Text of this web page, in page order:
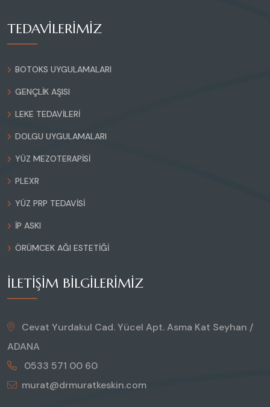
TEDAVİLERİMİZ
BOTOKS UYGULAMALARI
GENÇLIK AŞISI
LEKE TEDAVILERI
DOLGU UYGULAMALARI
YÜZ MEZOTERAPISI
PLEXR
YÜZ PRP TEDAVISI
İP ASKI
ÖRÜMCEK AĞI ESTETIĞI
İLETIŞIM BILGILERIMIZ
Cevat Yurdakul Cad. Yücel Apt. Asma Kat Seyhan /
ADANA
0533 571 00 60
murat@drmuratkeskin.com